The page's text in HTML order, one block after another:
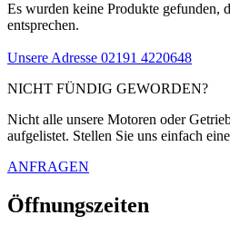
Es wurden keine Produkte gefunden,
entsprechen.
Unsere Adresse 02191 4220648
NICHT FÜNDIG GEWORDEN?
Nicht alle unsere Motoren oder
aufgelistet. Stellen Sie uns einfach
ANFRAGEN
Öffnungszeiten